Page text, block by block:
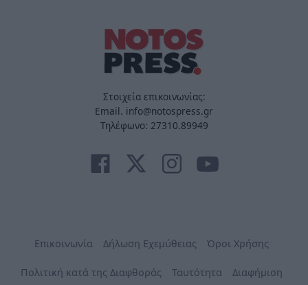
Στοιχεία επικοινωνίας:
Email. info@notospress.gr
Τηλέφωνο: 27310.89949
Επικοινωνία Δήλωση Εχεμύθειας Όροι Χρήσης
Πολιτική κατά της Διαφθοράς Ταυτότητα Διαφήμιση